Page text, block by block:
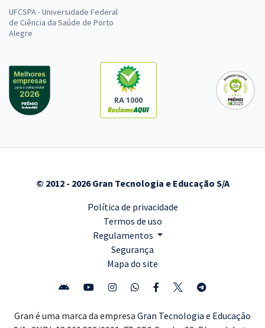
UFCSPA - Universidade Federal
de Ciência da Saúde de Porto
Alegre
RA 1000
© 2012 - 2026 Gran Tecnologia e Educação S/A
Política de privacidade
Termos de uso
Regulamentos
Segurança
Mapa do site
Gran é uma marca da empresa Gran Tecnologia e Educação